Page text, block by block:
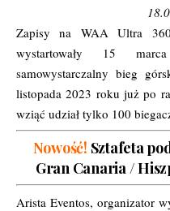
Zapisy na WAA Ultra
wystartowały 15
samowystarczalny bieg
listopada 2023 roku już po
wziąć udział tylko 100
Nowość! Sztafeta
Gran Canaria /
Arista Eventos, organizator